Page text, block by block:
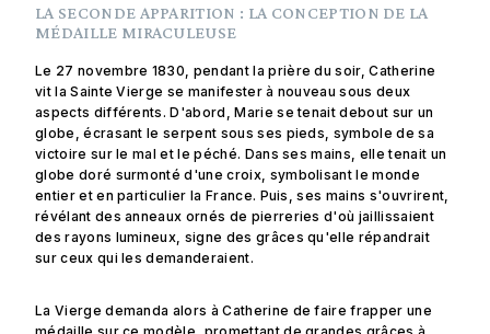
LA SECONDE APPARITION : LA CONCEPTION DE LA
MÉDAILLE MIRACULEUSE
Le 27 novembre 1830, pendant la prière du soir, Catherine
vit la Sainte Vierge se manifester à nouveau sous deux
aspects différents. D'abord, Marie se tenait debout sur un
globe, écrasant le serpent sous ses pieds, symbole de sa
victoire sur le mal et le péché. Dans ses mains, elle tenait un
globe doré surmonté d'une croix, symbolisant le monde
entier et en particulier la France. Puis, ses mains s'ouvrirent,
révélant des anneaux ornés de pierreries d'où jaillissaient
des rayons lumineux, signe des grâces qu'elle répandrait
sur ceux qui les demanderaient.
La Vierge demanda alors à Catherine de faire frapper une